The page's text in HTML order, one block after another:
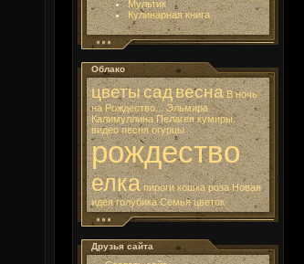
Мультик
Кулинарная книга
Облако
цветысадвесна В ночь
на Рождество... Эльмира
Калимуллина Пелагея кумиры.
видео песня огурцы
рождество
елка пироги кошка роза Новая
идея голубика Семья цветок
Друзья сайта